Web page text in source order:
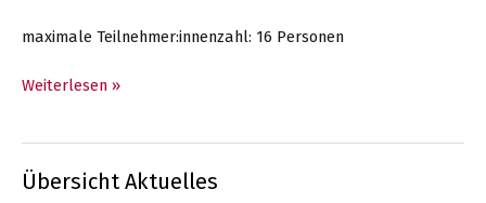
maximale Teilnehmer:innenzahl: 16 Personen
Online
–
Weiterlesen »
Übersicht Aktuelles